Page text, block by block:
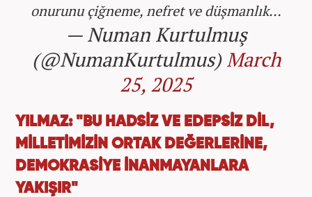
onurunu çiğneme, nefret ve düşmanlık…
— Numan Kurtulmuş
(@NumanKurtulmus)March
25, 2025
YILMAZ: "BU HADSİZ VE EDEPSİZ DİL,
MİLLETİMİZİN ORTAK DEĞERLERİNE,
DEMOKRASİYE İNANMAYANLARA
YAKIŞIR"